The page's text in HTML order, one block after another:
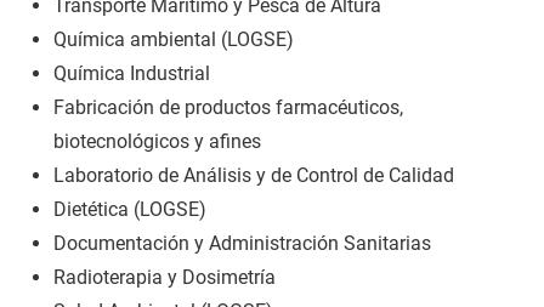
Transporte Marítimo y Pesca de Altura
Química ambiental (LOGSE)
Química Industrial
Fabricación de productos farmacéuticos,
biotecnológicos y afines
Laboratorio de Análisis y de Control de Calidad
Dietética (LOGSE)
Documentación y Administración Sanitarias
Radioterapia y Dosimetría